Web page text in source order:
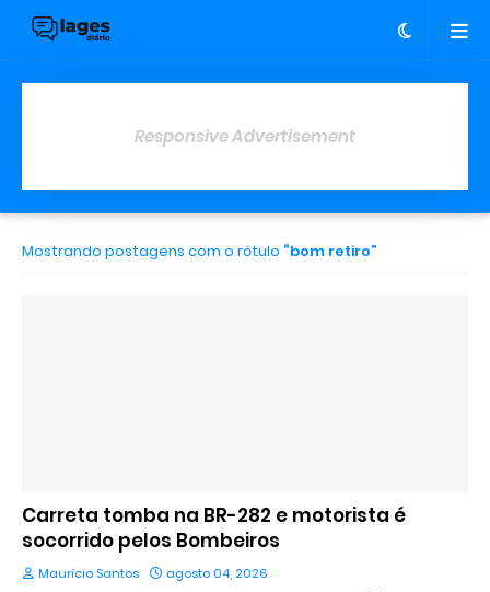
Responsive Advertisement
Mostrando postagens com o rótulo bom retiro
Carreta tomba na BR-282 e motorista é
socorrido pelos Bombeiros
Maurício Santos agosto 04, 2026